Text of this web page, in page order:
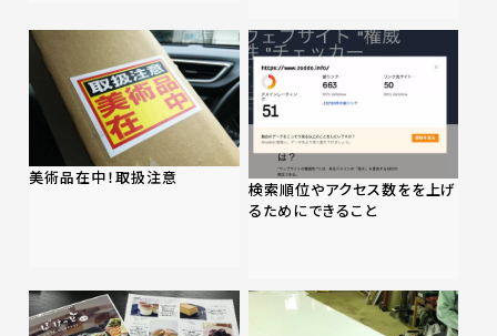
美術品在中！取扱注意
検索順位やアクセス数をを上げ
るためにできること